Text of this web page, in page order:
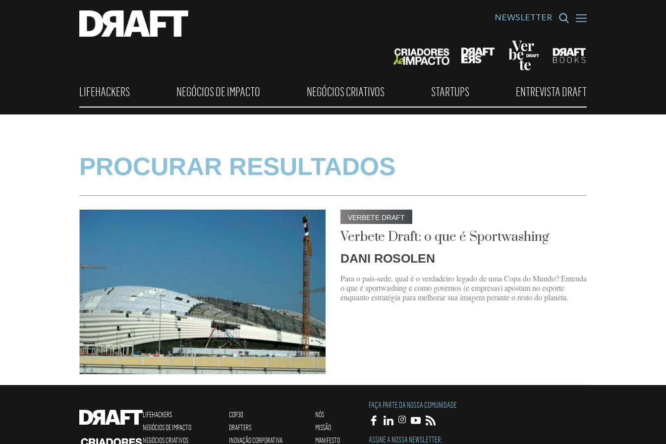
NEWSLETTER
LIFEHACKERS NEGÓCIOS DE IMPACTO NEGÓCIOS CRIATIVOS STARTUPS ENTREVISTA DRAFT
PROCURAR RESULTADOS
VERBETE DRAFT
Verbete Draft: o que é Sportwashing
DANI ROSOLEN
Para o país-sede, qual é o verdadeiro legado de uma Copa do Mundo? Entenda
o que é sportwashing e como governos (e empresas) apostam no esporte
enquanto estratégia para melhorar sua imagem perante o resto do planeta.
LIFEHACKERS
NEGÓCIOS DE IMPACTO
NEGÓCIOS CRIATIVOS
COP30
DRAFTERS
INOVAÇÃO CORPORATIVA
NÓS
MISSÃO
MANIFESTO
FAÇA PARTE DA NOSSA COMUNIDADE
ASSINE A NOSSA NEWSLETTER: